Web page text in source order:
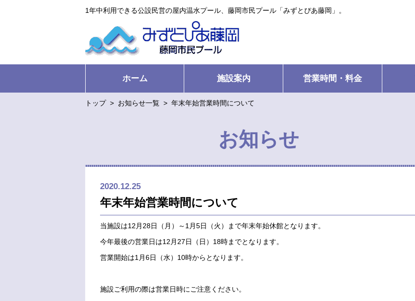
1年中利用できる公設民営の屋内温水プール、藤岡市民プール「みずとぴあ藤岡」。
ホーム 施設案内 営業時間・料金
トップ > お知らせ一覧 > 年末年始営業時間について
お知らせ
2020.12.25
年末年始営業時間について
当施設は12月28日（月）～1月5日（火）まで年末年始休館となります。
今年最後の営業日は12月27日（日）18時までとなります。
営業開始は1月6日（水）10時からとなります。
施設ご利用の際は営業日時にご注意ください。